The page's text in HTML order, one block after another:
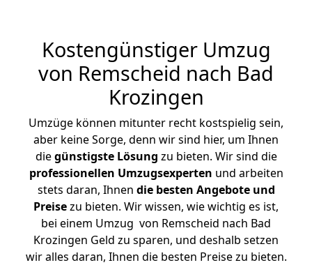
Kostengünstiger Umzug
von Remscheid nach Bad
Krozingen
Umzüge können mitunter recht kostspielig sein,
aber keine Sorge, denn wir sind hier, um Ihnen
diegünstigste Lösung zu bieten. Wir sind die
professionellen Umzugsexperten und arbeiten
stets daran, Ihnen die besten Angebote und
Preisezu bieten. Wir wissen, wie wichtig es ist,
bei einem Umzug von Remscheid nach Bad
Krozingen Geld zu sparen, und deshalb setzen
wir alles daran, Ihnen die besten Preise zu bieten.